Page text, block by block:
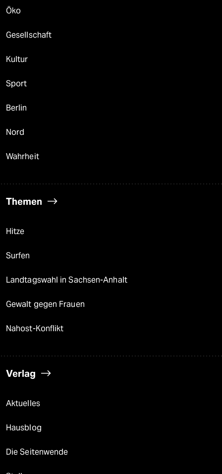
Öko
Gesellschaft
Kultur
Sport
Berlin
Nord
Wahrheit
Themen
Hitze
Surfen
Landtagswahl in Sachsen-Anhalt
Gewalt gegen Frauen
Nahost-Konflikt
Verlag
Aktuelles
Hausblog
Die Seitenwende